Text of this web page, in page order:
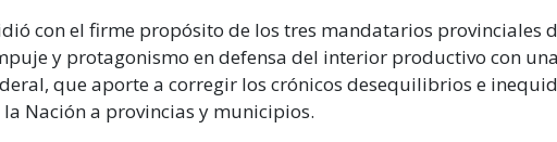
con el firme propósito de los tres mandatarios provinciales
y protagonismo en defensa del interior productivo con una
que aporte a corregir los crónicos desequilibrios e
Nación a provincias y municipios.